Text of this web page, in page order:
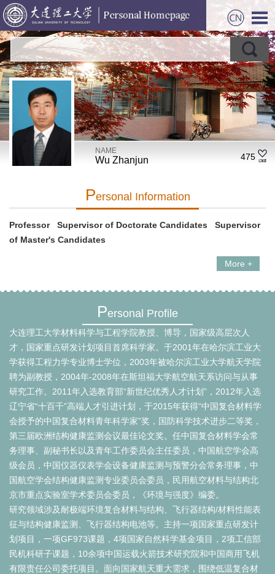
NAME
Wu Zhanjun 475
PErsonal Information
Professor Supervisor of Doctorate Candidates Supervisor
of Master's Candidates
More +
Personal Profile
大连理工大学材料科学与工程学院教授、博导，国家级高层次人
才，国家重点研发计划项目首席科学家。于2001年在哈尔滨工业大
学获得工程力学专业博士学位，2003年被哈尔滨工业大学航天学院
聘为副教授，2004年-2008年在斯坦福大学航空航天系访问与从事
研究工作。2011年入选教育部“新世纪优秀人才计划”， 2012年入选
辽宁省“十百千”高端人才引进计划 ，于2015年获得“中国复合材料学
会授予的中国复合材料青年科学家”奖， 国防科学技术进步二等奖，
第三届欧洲结构健康监测会议最佳论文奖。 任中国复合材料学会常
务理事、副秘书长以及青年工作委员会主任委员，中国航空学会高
级会员，中国仪器仪表学会设备健康监测与预警分会常务理事，中
国航空学会结构健康监测专业委员会委员，民用航空材料与结构北
京市重点实验室学术委员会委员，《环境与强度》编委。
研究领域涉及耐极端环境复合材料与结构、飞行器结构/材料性能表
征与结构健康监测、飞行器结构电池等。主持一项国家重点研发计
划项目，一项GF973课题，4项国家自然科学基金项目，2项工信部
民机科研子课题，10余项中国运载火箭技术研究院和中国商用飞机
有限责任公司委托项目。面向国家航天重大需求，围绕低温复合材